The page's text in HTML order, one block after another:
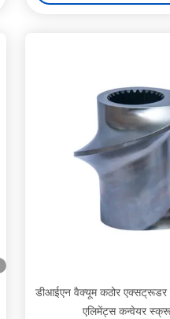
डीआईएन वैक्यूम कठोर
एलिमेंट्स कन्वेयर